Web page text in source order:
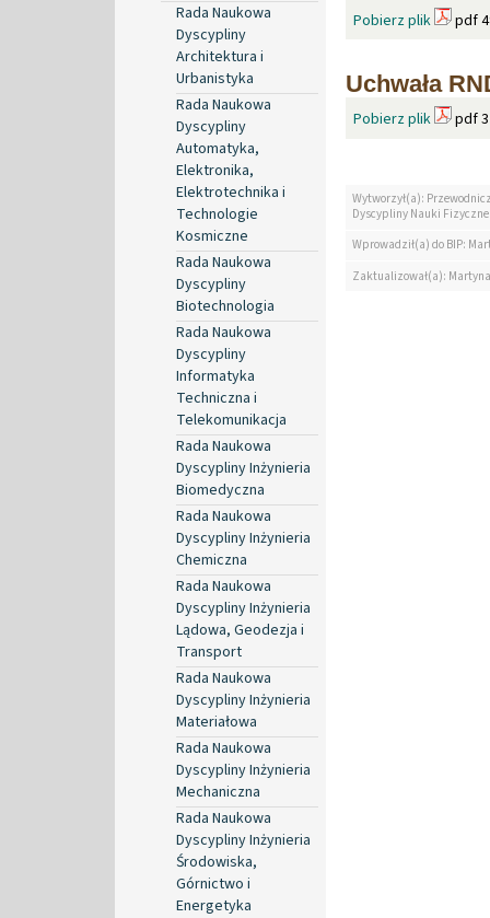
Rada Naukowa
Dyscypliny
Architektura i
Urbanistyka
Rada Naukowa
Dyscypliny
Automatyka,
Elektronika,
Elektrotechnika i
Technologie
Kosmiczne
Rada Naukowa
Dyscypliny
Biotechnologia
Rada Naukowa
Dyscypliny
Informatyka
Techniczna i
Telekomunikacja
Rada Naukowa
Dyscypliny Inżynieria
Biomedyczna
Rada Naukowa
Dyscypliny Inżynieria
Chemiczna
Rada Naukowa
Dyscypliny Inżynieria
Lądowa, Geodezja i
Transport
Rada Naukowa
Dyscypliny Inżynieria
Materiałowa
Rada Naukowa
Dyscypliny Inżynieria
Mechaniczna
Rada Naukowa
Dyscypliny Inżynieria
Środowiska,
Górnictwo i
Energetyka
Pobierz plik pdf
Uchwała
Pobierz plik pdf
Wytworzył(a):
Dyscypliny Nauki Fizyczne
Wprowadził(a) do BIP:
Zaktualizował(a):